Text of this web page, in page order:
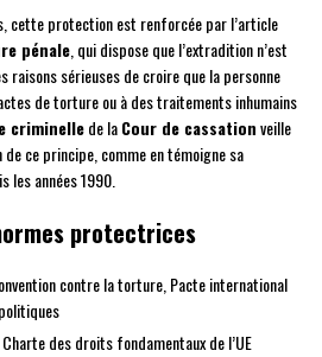
cette protection est renforcée par l’article
pénale, qui dispose que l’extradition n’est
raisons sérieuses de croire que la personne
de torture ou à des traitements inhumains
criminellede laCour de cassationveille
ce principe, comme en témoigne sa
les années 1990.
protectrices
contre la torture, Pacte international
des droits fondamentaux de l’UE